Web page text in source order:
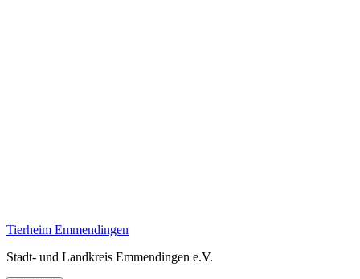
Tierheim Emmendingen
Stadt- und Landkreis Emmendingen e.V.